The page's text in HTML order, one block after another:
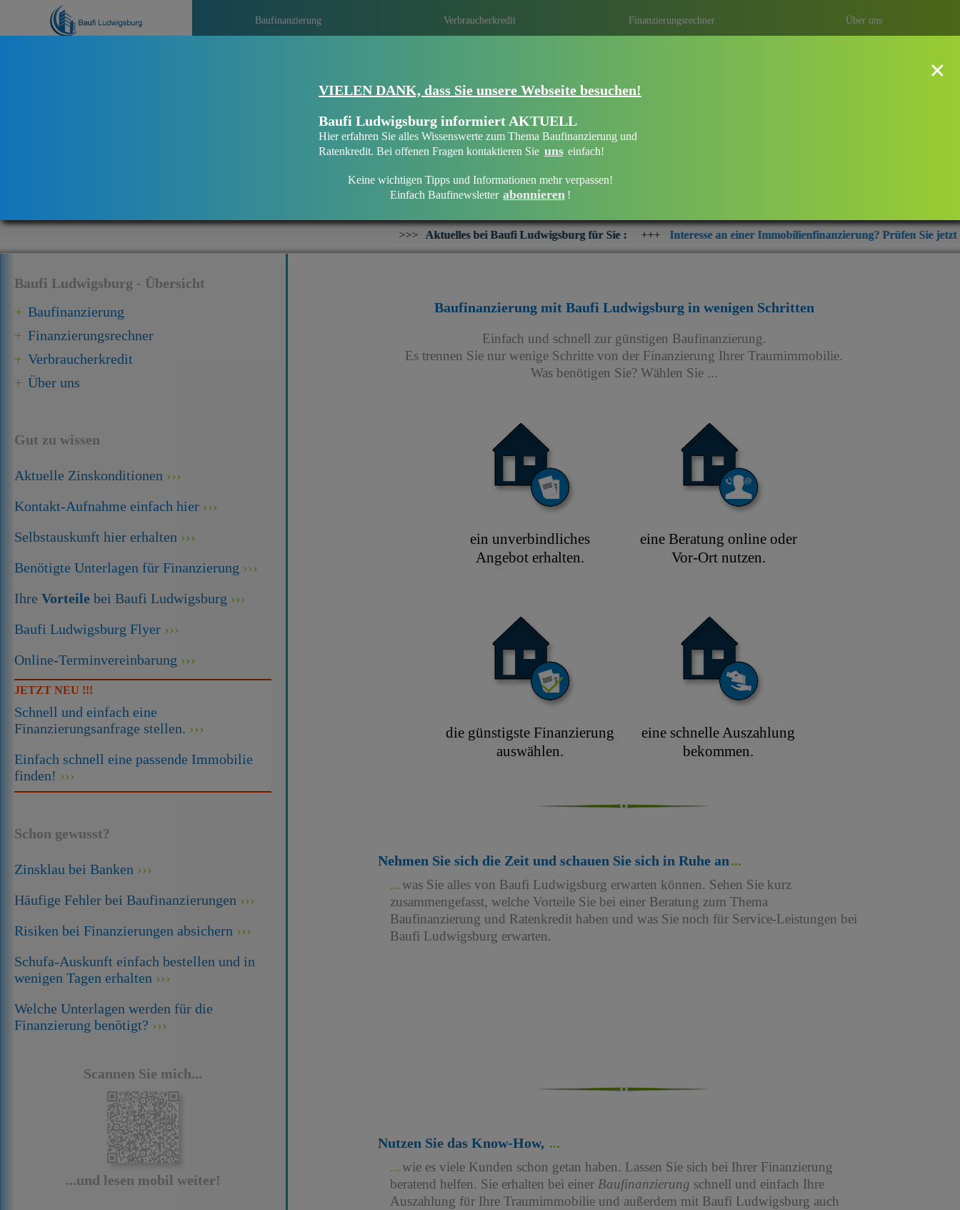
Baufinanzierung Verbraucherkredit Finanzierungsrechner Über uns
Eine Immobilie finanzieren mit Baufi Ludwigsburg
Finanzieren Sie Ihr Haus oder Ihre Wohnung mit Baufi Ludwigsburg – ihrem
bankenunabhängigen Finanzierungsberater aus der Region Ludwigsburg.
Aktuelles bei Baufi Ludwigsburg für Sie : +++ Interesse an einer Immobilienfinanzierung? Prüfen Sie jetzt die aktuellen
Baufi Ludwigsburg - Übersicht
Baufinanzierung
Finanzierungsrechner
Verbraucherkredit
Über uns
Gut zu wissen
Aktuelle Zinskonditionen
Kontakt-Aufnahme einfach hier
Selbstauskunft hier erhalten
Benötigte Unterlagen für Finanzierung
Ihre Vorteile bei Baufi Ludwigsburg
Baufi Ludwigsburg Flyer
Online-Terminvereinbarung
JETZT NEU !!!
Schnell und einfach eine
Finanzierungsanfrage stellen.
Einfach schnell eine passende Immobilie
finden!
Schon gewusst?
Zinsklau bei Banken
Häufige Fehler bei Baufinanzierungen
Risiken bei Finanzierungen absichern
Schufa-Auskunft einfach bestellen und in
wenigen Tagen erhalten
Welche Unterlagen werden für die
Finanzierung benötigt?
Scannen Sie mich...
...und lesen mobil weiter!
×
VIELEN DANK, dass Sie unsere Webseite besuchen!
Baufi Ludwigsburg informiert AKTUELL
Hier erfahren Sie alles Wissenswerte zum Thema Baufinanzierung und
Ratenkredit. Bei offenen Fragen kontaktieren Sie uns einfach!
Keine wichtigen Tipps und Informationen mehr verpassen!
Einfach Baufinewsletter abonnieren !
Baufinanzierung mit Baufi Ludwigsburgin wenigen Schritten
Einfach und schnell zur günstigen Baufinanzierung.
Es trennen Sie nur wenige Schritte von der Finanzierung Ihrer Traumimmobilie.
Was benötigen Sie? Wählen Sie ...
ein unverbindliches
Angebot erhalten.
eine Beratung online oder
Vor-Ort nutzen.
die günstigste Finanzierung
auswählen.
eine schnelle Auszahlung
bekommen.
Nehmen Sie sich die Zeit und schauen Sie sich in Ruhe an
was Sie alles von Baufi Ludwigsburg erwarten können. Sehen Sie kurz
zusammengefasst, welche Vorteile Sie bei einer Beratung zum Thema
Baufinanzierung und Ratenkredit haben und was Sie noch für Service-Leistungen bei
Baufi Ludwigsburg erwarten.
Nutzen Sie das Know-How,
wie es viele Kunden schon getan haben. Lassen Sie sich bei Ihrer Finanzierung
beratend helfen. Sie erhalten bei einerBaufinanzierung schnell und einfach Ihre
Auszahlung für Ihre Traumimmobilie und außerdem mit Baufi Ludwigsburg auch